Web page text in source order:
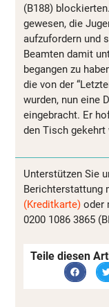
(B188)
gewesen, die
aufzufordern und
Beamten damit
begangen zu
die von der
wurden, nun eine
eingebracht. Er
den Tisch gekehrt
Unterstützen Sie
Berichterstattung
(Kreditkarte) oder
0200 1086 3865
Teile diesen